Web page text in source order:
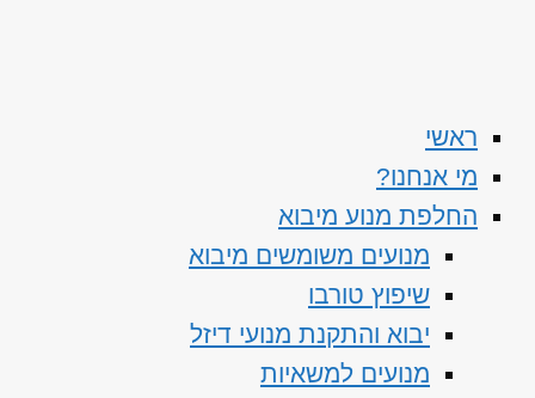
ראשי
מי אנחנו?
החלפת מנוע מיבוא
מנועים משומשים מיבוא
שיפוץ טורבו
יבוא והתקנת מנועי דיזל
מנועים למשאיות